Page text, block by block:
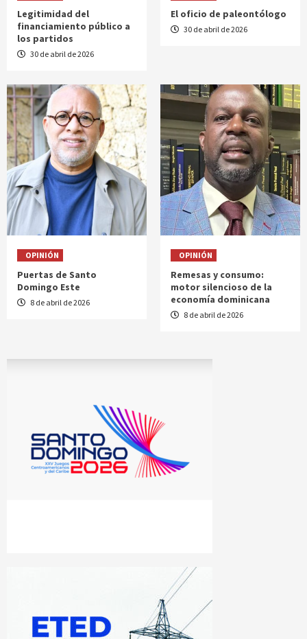
Legitimidad del
financiamiento público a
los partidos
30 de abril de 2026
El oficio de paleontólogo
30 de abril de 2026
OPINIÓN
Puertas de Santo
Domingo Este
8 de abril de 2026
OPINIÓN
Remesas y consumo:
motor silencioso de la
economía dominicana
8 de abril de 2026